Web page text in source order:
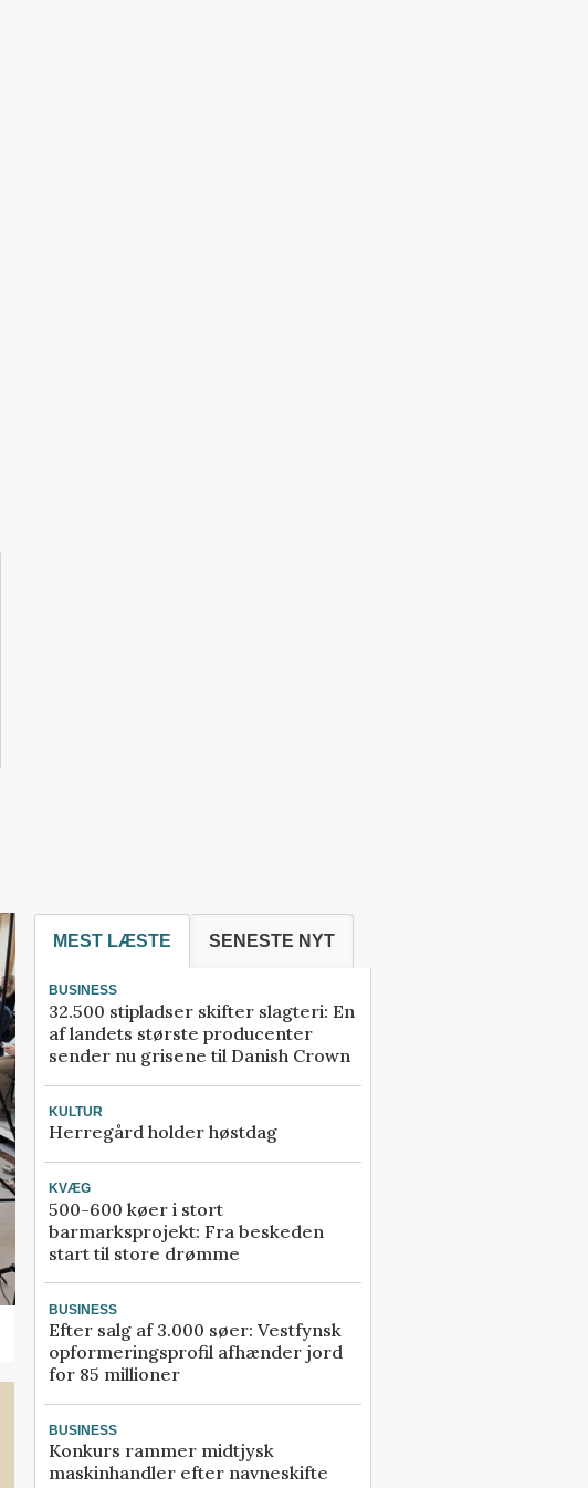
MEST LÆSTE SENESTE NYT
BUSINESS
32.500 stipladser skifter slagteri: En
af landets største producenter
sender nu grisene til Danish Crown
KULTUR
Herregård holder høstdag
KVÆG
500-600 køer i stort
barmarksprojekt: Fra beskeden
start til store drømme
BUSINESS
Efter salg af 3.000 søer: Vestfynsk
opformeringsprofil afhænder jord
for 85 millioner
BUSINESS
Konkurs rammer midtjysk
maskinhandler efter navneskifte